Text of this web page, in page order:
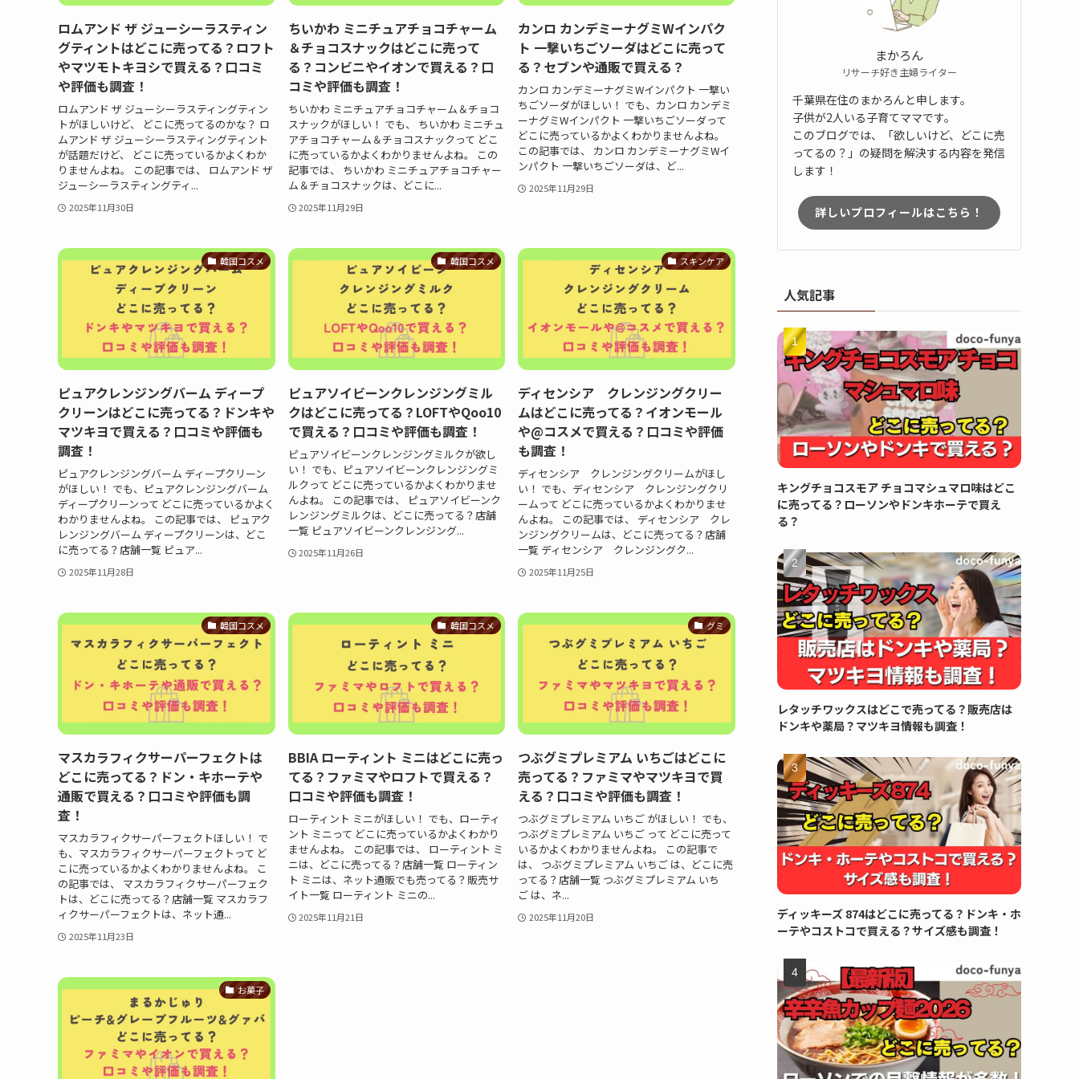
ロムアンド ザ ジューシーラスティン
グティントはどこに売ってる？ロフト
やマツモトキヨシで買える？口コミ
や評価も調査！
ロムアンド ザ ジューシーラスティングティン
トがほしいけど、 どこに売ってるのかな？ ロ
ムアンド ザ ジューシーラスティングティント
が話題だけど、 どこに売っているかよくわか
りませんよね。 この記事では、 ロムアンド ザ
ジューシーラスティングティ...
2025年11月30日
ちいかわ ミニチュアチョコチャーム
＆チョコスナックはどこに売って
る？コンビニやイオンで買える？口
コミや評価も調査！
ちいかわ ミニチュアチョコチャーム＆チョコ
スナックがほしい！ でも、 ちいかわ ミニチュ
アチョコチャーム＆チョコスナックって どこ
に売っているかよくわかりませんよね。 この
記事では、 ちいかわ ミニチュアチョコチャー
ム＆チョコスナックは、どこに...
2025年11月29日
カンロ カンデミーナグミWインパク
ト 一撃いちごソーダはどこに売って
る？セブンや通販で買える？
カンロ カンデミーナグミWインパクト 一撃い
ちごソーダがほしい！ でも、カンロ カンデミ
ーナグミWインパクト 一撃いちごソーダって
どこに売っているかよくわかりませんよね。
この記事では、 カンロ カンデミーナグミWイ
ンパクト 一撃いちごソーダは、ど...
2025年11月29日
韓国コスメ
ピュアクレンジングバーム ディープ
クリーンはどこに売ってる？ドンキや
マツキヨで買える？口コミや評価も
調査！
ピュアクレンジングバーム ディープクリーン
がほしい！ でも、ピュアクレンジングバーム
ディープクリーンって どこに売っているかよく
わかりませんよね。 この記事では、 ピュアク
レンジングバーム ディープクリーンは、どこ
に売ってる？店舗一覧 ピュア...
2025年11月28日
韓国コスメ
ピュアソイビーンクレンジングミル
クはどこに売ってる？LOFTやQoo10
で買える？口コミや評価も調査！
ピュアソイビーンクレンジングミルクが欲し
い！ でも、ピュアソイビーンクレンジングミ
ルクって どこに売っているかよくわかりませ
んよね。 この記事では、 ピュアソイビーンク
レンジングミルクは、どこに売ってる？店舗
一覧 ピュアソイビーンクレンジング...
2025年11月26日
スキンケア
ディセンシア クレンジングクリー
ムはどこに売ってる？イオンモール
や@コスメで買える？口コミや評価
も調査！
ディセンシア クレンジングクリームがほし
い！ でも、ディセンシア クレンジングクリ
ームって どこに売っているかよくわかりませ
んよね。 この記事では、 ディセンシア クレ
ンジングクリームは、どこに売ってる？店舗
一覧 ディセンシア クレンジングク...
2025年11月25日
韓国コスメ
マスカラフィクサーパーフェクトは
どこに売ってる？ドン・キホーテや
通販で買える？口コミや評価も調
査！
マスカラフィクサーパーフェクトほしい！ で
も、マスカラフィクサーパーフェクトって ど
こに売っているかよくわかりませんよね。 こ
の記事では、 マスカラフィクサーパーフェク
トは、どこに売ってる？店舗一覧 マスカラフ
ィクサーパーフェクトは、ネット通...
2025年11月23日
韓国コスメ
BBIA ローティント ミニはどこに売っ
てる？ファミマやロフトで買える？
口コミや評価も調査！
ローティント ミニがほしい！ でも、ローティ
ント ミニって どこに売っているかよくわかり
ませんよね。 この記事では、 ローティント ミ
ニは、どこに売ってる？店舗一覧 ローティン
ト ミニは、ネット通販でも売ってる？販売サ
イト一覧 ローティント ミニの...
2025年11月21日
グミ
つぶグミプレミアム いちごはどこに
売ってる？ファミマやマツキヨで買
える？口コミや評価も調査！
つぶグミプレミアム いちご がほしい！ でも、
つぶグミプレミアム いちご って どこに売って
いるかよくわかりませんよね。 この記事で
は、 つぶグミプレミアム いちご は、どこに売
ってる？店舗一覧 つぶグミプレミアム いち
ご は、ネ...
2025年11月20日
お菓子
まかろん
リサーチ好き主婦ライター
千葉県在住のまかろんと申します。
子供が2人いる子育てママです。
このブログでは、「欲しいけど、どこに売
ってるの？」の疑問を解決する内容を発信
します！
詳しいプロフィールはこちら！
人気記事
キングチョコスモア チョコマシュマロ味はどこ
に売ってる？ローソンやドンキホーテで買え
る？
レタッチワックスはどこで売ってる？販売店は
ドンキや薬局？マツキヨ情報も調査！
ディッキーズ 874はどこに売ってる？ドンキ・ホ
ーテやコストコで買える？サイズ感も調査！